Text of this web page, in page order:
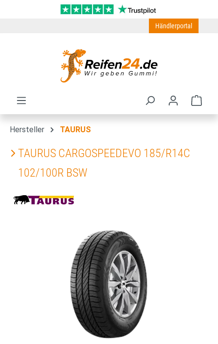
Zum Hauptinhalt springen
Händlerportal
Hersteller TAURUS
TAURUS CARGOSPEEDEVO 185/R14C
102/100R BSW
Bildergalerie überspringen